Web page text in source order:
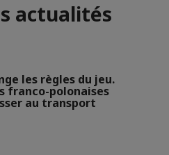
actualités
les règles du jeu.
franco-polonaises
au transport